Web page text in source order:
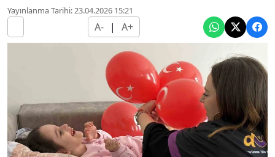
Yayınlanma Tarihi: 23.04.2026 15:21
A- | A+